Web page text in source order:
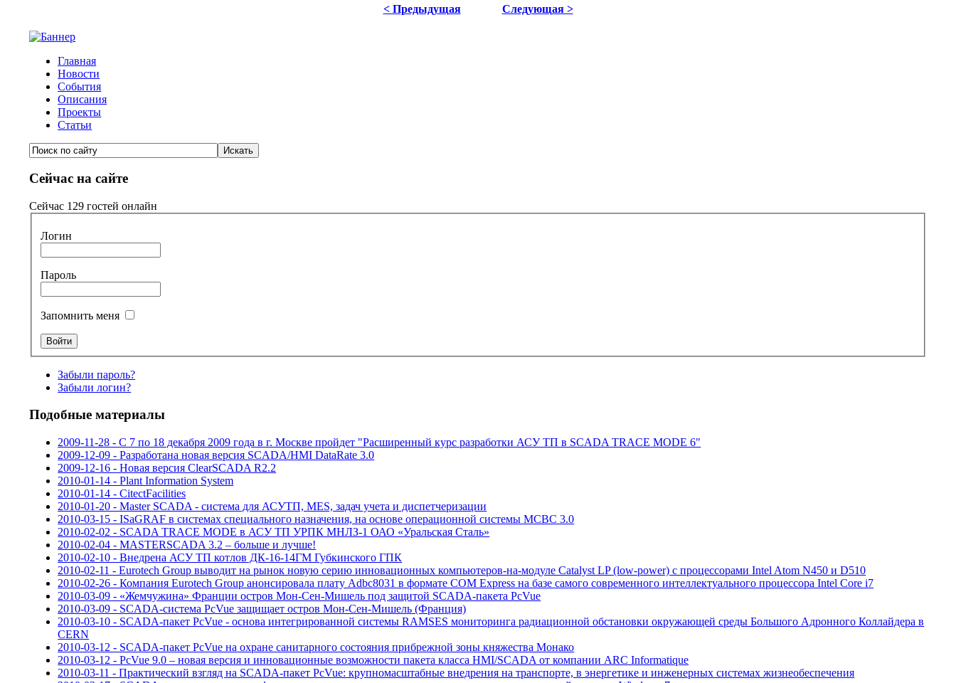
< Предыдущая Следующая >
Главная
Новости
События
Описания
Проекты
Статьи
Сейчас на сайте
Сейчас 129 гостей онлайн
Логин
Пароль
Запомнить меня
Забыли пароль?
Забыли логин?
Подобные материалы
2009-11-28 - С 7 по 18 декабря 2009 года в г. Москве пройдет "Расширенный курс разработки АСУ ТП в SCADA TRACE MODE 6"
2009-12-09 - Разработана новая версия SCADA/HMI DataRate 3.0
2009-12-16 - Новая версия ClearSCADA R2.2
2010-01-14 - Plant Information System
2010-01-14 - CitectFacilities
2010-01-20 - Master SCADA - система для АСУТП, MES, задач учета и диспетчеризации
2010-03-15 - ISaGRAF в системах специального назначения, на основе операционной системы МСВС 3.0
2010-02-02 - SCADA TRACE MODE в АСУ ТП УРПК МНЛЗ-1 ОАО «Уральская Сталь»
2010-02-04 - MASTERSCADA 3.2 – больше и лучше!
2010-02-10 - Внедрена АСУ ТП котлов ДК-16-14ГМ Губкинского ГПК
2010-02-11 - Eurotech Group выводит на рынок новую серию инновационных компьютеров-на-модуле Catalyst LP (low-power) с процессорами Intel Atom N450 и D510
2010-02-26 - Компания Eurotech Group анонсировала плату Adbc8031 в формате COM Express на базе самого современного интеллектуального процессора Intel Core i7
2010-03-09 - «Жемчужина» Франции остров Мон-Сен-Мишель под защитой SCADA-пакета PcVue
2010-03-09 - SCADA-система PcVue защищает остров Мон-Сен-Мишель (Франция)
2010-03-10 - SCADA-пакет PcVue - основа интегрированной системы RAMSES мониторинга радиационной обстановки окружающей среды Большого Адронного Коллайдера в
CERN
2010-03-12 - SCADA-пакет PcVue на охране санитарного состояния прибрежной зоны княжества Монако
2010-03-12 - PcVue 9.0 – новая версия и инновационные возможности пакета класса HMI/SCADA от компании ARC Informatique
2010-03-11 - Практический взгляд на SCADA-пакет PcVue: крупномасштабные внедрения на транспорте, в энергетике и инженерных системах жизнеобеспечения